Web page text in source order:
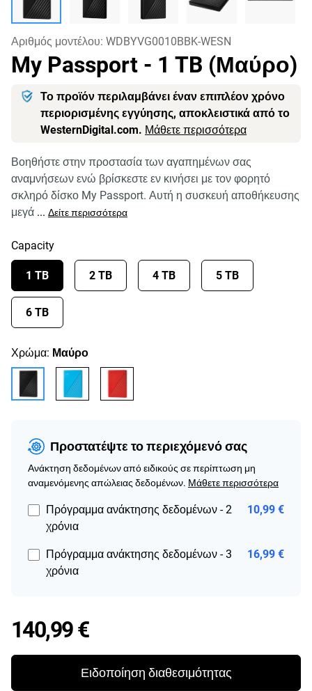
Αριθμός μοντέλου: WDBYVG0010BBK-WESN
My Passport - 1 TB (Μαύρο)
Το προϊόν περιλαμβάνει έναν επιπλέον χρόνο
περιορισμένης εγγύησης, αποκλειστικά από το
WesternDigital.com. Μάθετε περισσότερα
Βοηθήστε στην προστασία των αγαπημένων σας
αναμνήσεων ενώ βρίσκεστε εν κινήσει με τον φορητό
σκληρό δίσκο My Passport. Αυτή η συσκευή αποθήκευσης
μεγά ... Δείτε περισσότερα
Capacity
1 TB 2 TB 4 TB 5 TB
6 TB
Χρώμα: Μαύρο
Προστατέψτε το περιεχόμενό σας
Ανάκτηση δεδομένων από ειδικούς σε περίπτωση μη
αναμενόμενης απώλειας δεδομένων. Μάθετε περισσότερα
Πρόγραμμα ανάκτησης δεδομένων - 2
χρόνια
10,99 €
Πρόγραμμα ανάκτησης δεδομένων - 3
χρόνια
16,99 €
140,99 €Price 140,99 €
Ειδοποίηση διαθεσιμότητας